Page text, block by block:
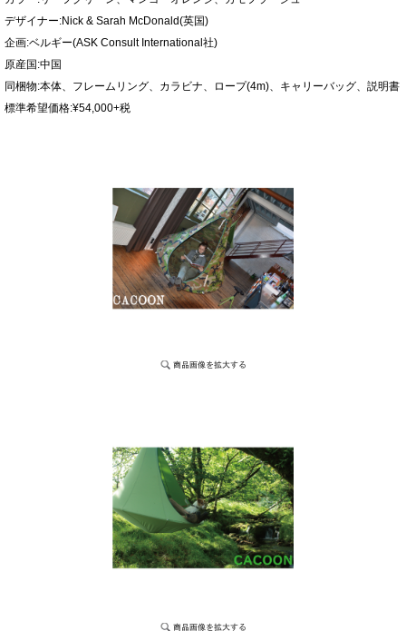
デザイナー:Nick & Sarah McDonald(英国)
企画:ベルギー(ASK Consult International社)
原産国:中国
同梱物:本体、フレームリング、カラビナ、ロープ(4m)、キャリーバッグ、説明書
標準希望価格:¥54,000+税